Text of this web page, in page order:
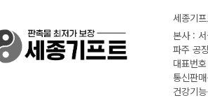
세종기
본사 :
파주 공
대표번
통신판
건강기